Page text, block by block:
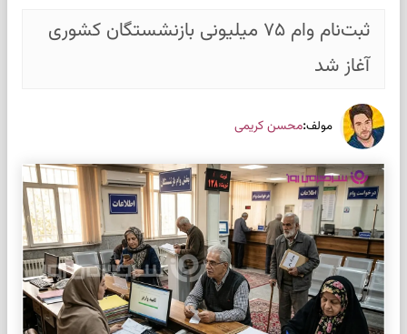
ثبت‌نام وام ۷۵ میلیونی بازنشستگان کشوری
آغاز شد
مولف:محسن کریمی